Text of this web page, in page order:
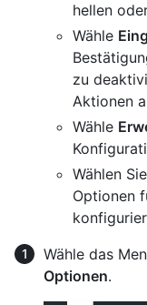
hellen
Wähle
zu
Aktionen
Wähle
Wählen Sie
Optionen
Wähle das
Optionen.